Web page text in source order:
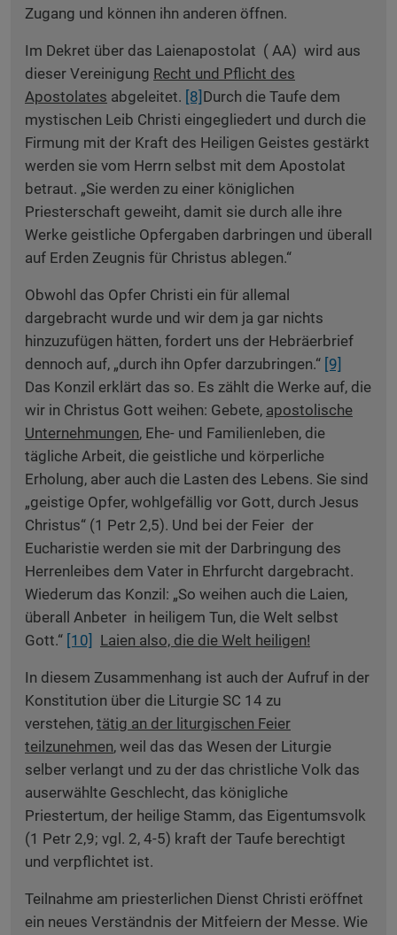
Zugang und können ihn anderen öffnen.
Im Dekret über das Laienapostolat ( AA) wird aus
dieser Vereinigung Recht und Pflicht des
Apostolates abgeleitet. [8] Durch die Taufe dem
mystischen Leib Christi eingegliedert und durch die
Firmung mit der Kraft des Heiligen Geistes gestärkt
werden sie vom Herrn selbst mit dem Apostolat
betraut. „Sie werden zu einer königlichen
Priesterschaft geweiht, damit sie durch alle ihre
Werke geistliche Opfergaben darbringen und überall
auf Erden Zeugnis für Christus ablegen.“
Obwohl das Opfer Christi ein für allemal
dargebracht wurde und wir dem ja gar nichts
hinzuzufügen hätten, fordert uns der Hebräerbrief
dennoch auf, „durch ihn Opfer darzubringen.“ [9]
Das Konzil erklärt das so. Es zählt die Werke auf, die
wir in Christus Gott weihen: Gebete, apostolische
Unternehmungen, Ehe- und Familienleben, die
tägliche Arbeit, die geistliche und körperliche
Erholung, aber auch die Lasten des Lebens. Sie sind
„geistige Opfer, wohlgefällig vor Gott, durch Jesus
Christus“ (1 Petr 2,5). Und bei der Feier der
Eucharistie werden sie mit der Darbringung des
Herrenleibes dem Vater in Ehrfurcht dargebracht.
Wiederum das Konzil: „So weihen auch die Laien,
überall Anbeter in heiligem Tun, die Welt selbst
Gott.“ [10] Laien also, die die Welt heiligen!
In diesem Zusammenhang ist auch der Aufruf in der
Konstitution über die Liturgie SC 14 zu
verstehen, tätig an der liturgischen Feier
teilzunehmen, weil das das Wesen der Liturgie
selber verlangt und zu der das christliche Volk das
auserwählte Geschlecht, das königliche
Priestertum, der heilige Stamm, das Eigentumsvolk
(1 Petr 2,9; vgl. 2, 4-5) kraft der Taufe berechtigt
und verpflichtet ist.
Teilnahme am priesterlichen Dienst Christi eröffnet
ein neues Verständnis der Mitfeiern der Messe. Wie